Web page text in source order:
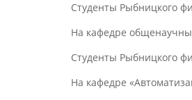
Студенты Рыбницкого
На кафедре
Студенты Рыбницкого
На кафедре